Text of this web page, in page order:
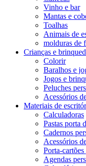
Vinho e bar
Mantas e
Toalhas
Animais de
molduras de
Crianças e
Colorir
Baralhos e
Jogos e
Peluches
Acessórios
Materiais de
Calculadoras
Pastas porta
Cadernos
Acessórios
Porta-
Agendas